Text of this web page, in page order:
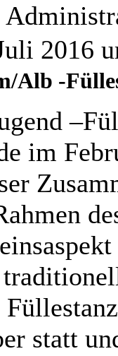
2016
Alb -
im
statt